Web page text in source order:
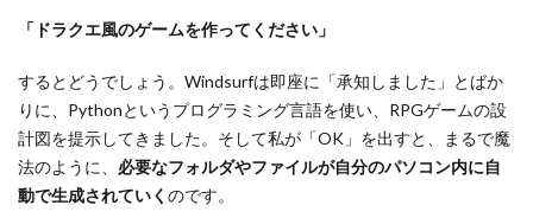
「ドラクエ風のゲームを作ってください」
するとどうでしょう。Windsurfは即座に「承知しました」とばか
りに、Pythonというプログラミング言語を使い、RPGゲームの設
計図を提示してきました。そして私が「OK」を出すと、まるで魔
法のように、 必要なフォルダやファイルが自分のパソコン内に自
動で生成されていく のです。